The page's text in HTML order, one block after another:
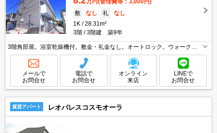
万円(管理費等：3,000円)
敷
なし 礼
なし
1K
28.31m²
3階
3階建 築9年
3階角部屋。浴室乾燥機付。敷金・礼金なし。オートロック。ウォークイ
ンクローゼット付き。敷地内防犯カメラ設置。浴室乾燥機付。イオンモー
ルへ600m。仲介手数料家賃の0.55ヵ月分。
メールで
お問合せ
電話で
お問合せ
オンライン
来店
LINEで
お問合せ
賃貸アパート レオパレスコスモオーラ